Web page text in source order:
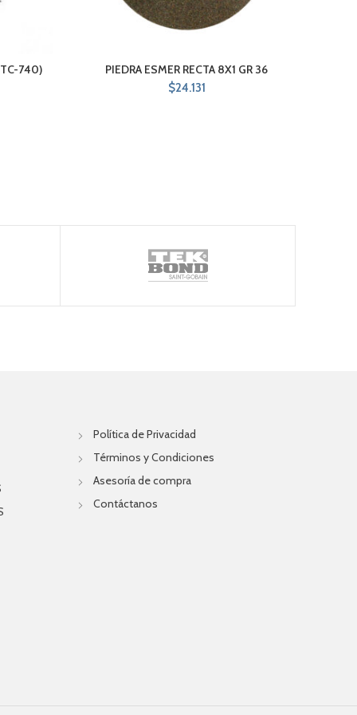
740)
PIEDRA ESMER RECTA 8X1 GR 36
$24.131
Política de Privacidad
Términos y Condiciones
Asesoría de compra
Contáctanos